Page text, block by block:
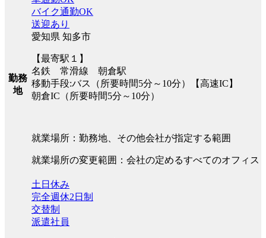
勤務
地
バイク通勤OK
送迎あり
愛知県 知多市
【最寄駅１】
名鉄 常滑線 朝倉駅
移動手段:バス（所要時間5分～10分）【高速IC】
朝倉IC（所要時間5分～10分）
就業場所：勤務地、その他会社が指定する範囲
就業場所の変更範囲：会社の定めるすべてのオフィス
土日休み
完全週休2日制
交替制
派遣社員